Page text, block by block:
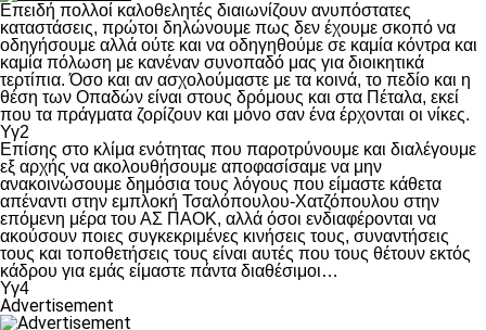
Επειδή πολλοί καλοθελητές διαιωνίζουν ανυπόστατες
καταστάσεις, πρώτοι δηλώνουμε πως δεν έχουμε σκοπό να
οδηγήσουμε αλλά ούτε και να οδηγηθούμε σε καμία κόντρα και
καμία πόλωση με κανέναν συνοπαδό μας για διοικητικά
τερτίπια. Όσο και αν ασχολούμαστε με τα κοινά, το πεδίο και η
θέση των Οπαδών είναι στους δρόμους και στα Πέταλα, εκεί
που τα πράγματα ζορίζουν και μόνο σαν ένα έρχονται οι νίκες.
Υγ2
Επίσης στο κλίμα ενότητας που παροτρύνουμε και διαλέγουμε
εξ αρχής να ακολουθήσουμε αποφασίσαμε να μην
ανακοινώσουμε δημόσια τους λόγους που είμαστε κάθετα
απέναντι στην εμπλοκή Τσαλόπουλου-Χατζόπουλου στην
επόμενη μέρα του ΑΣ ΠΑΟΚ, αλλά όσοι ενδιαφέρονται να
ακούσουν ποιες συγκεκριμένες κινήσεις τους, συναντήσεις
τους και τοποθετήσεις τους είναι αυτές που τους θέτουν εκτός
κάδρου για εμάς είμαστε πάντα διαθέσιμοι…
Υγ4
Advertisement